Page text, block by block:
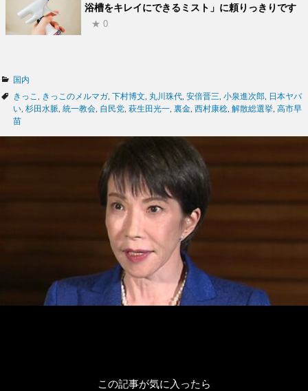
浴槽をキレイにできるミスト」に頼りっきりです
★ 0
カ
テ
ゴ
リ
国内
タ
グ
きっこ きっこのメルマガ 下村博文 丸川珠代 安倍晋三 小泉進次郎
日本ヤバ
い 杉田水脈 統一教会 自民党 萩生田光一 裏金 西村康稔 解散総選挙 高市早
苗
この記事が気に入ったら